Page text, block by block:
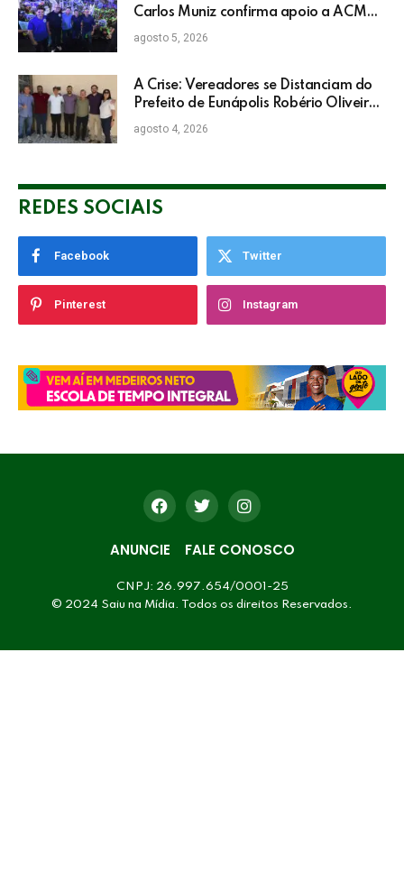
Carlos Muniz confirma apoio a ACM
Neto: “Irei lutar voto a voto na sua
campanha”
agosto 5, 2026
A Crise: Vereadores se Distanciam do
Prefeito de Eunápolis Robério Oliveira
nas Eleições
agosto 4, 2026
REDES SOCIAIS
Facebook Twitter
Pinterest Instagram
ANUNCIE FALE CONOSCO
CNPJ: 26.997.654/0001-25
© 2024 Saiu na Mídia. Todos os direitos Reservados.